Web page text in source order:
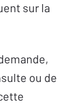
sur la
ou de